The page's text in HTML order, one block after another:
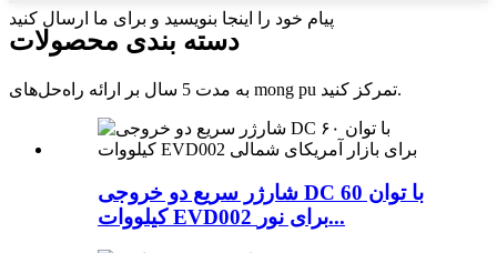
پیام خود را اینجا بنویسید و برای ما ارسال کنید
دسته بندی محصولات
به مدت 5 سال بر ارائه راه‌حل‌های mong pu تمرکز کنید.
شارژر سریع دو خروجی DC با توان 60
کیلووات EVD002 برای نور...